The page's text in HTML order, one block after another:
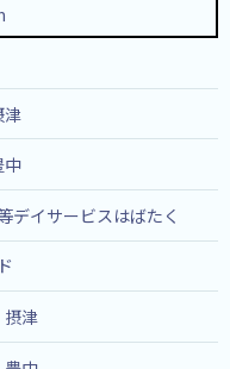
イサービスはばたく
津